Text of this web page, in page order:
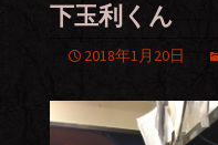
下玉利くん
2018年1月20日